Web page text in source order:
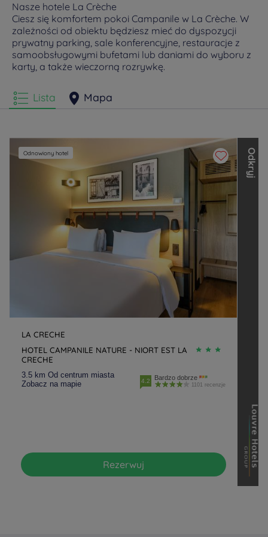
Nasze hotele La Crèche
Ciesz się komfortem pokoi Campanile w La Crèche. W
zależności od obiektu będziesz mieć do dyspozycji
prywatny parking, sale konferencyjne, restauracje z
samoobsługowymi bufetami lub daniami do wyboru z
karty, a także wieczorną rozrywkę.
Lista Mapa
Odnowiony hotel
LA CRECHE
HOTEL CAMPANILE NATURE - NIORT EST LA
CRECHE
3.5 km Od centrum miasta
Zobacz na mapie
4.2 Bardzo dobrze
1101 recenzje
Rezerwuj
O
d
k
r
y
j
i
n
n
e
m
a
r
k
i
L
o
u
v
r
e
H
o
t
e
l
s
G
r
o
u